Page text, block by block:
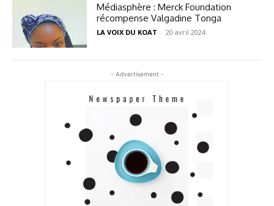
Médiasphère : Merck Foundation
récompense Valgadine Tonga
LA VOIX DU KOAT - 20 avril 2024
- Advertisement -